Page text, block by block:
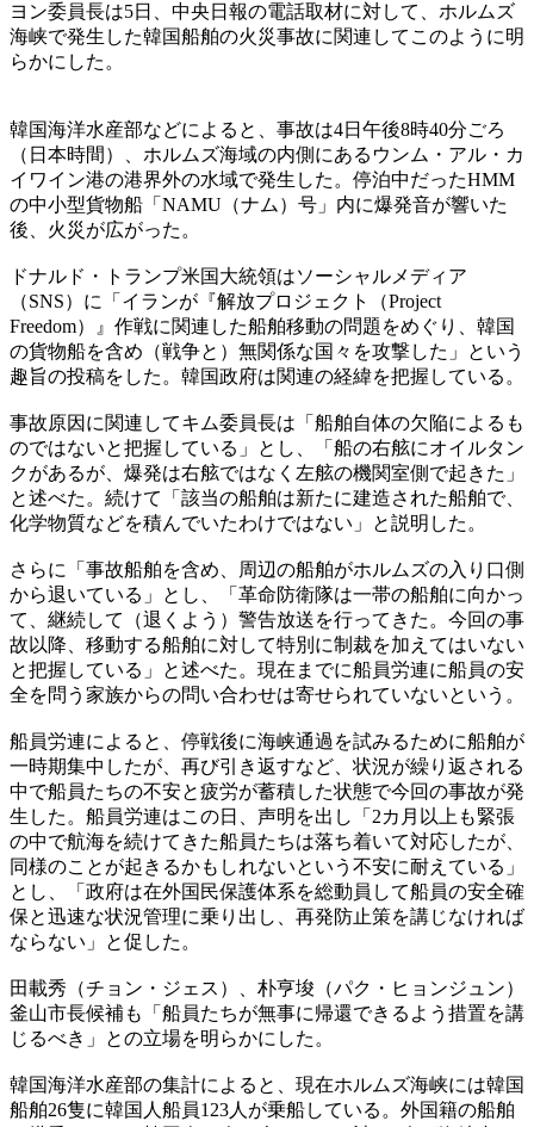
ヨン委員長は5日、中央日報の電話取材に対して、ホルムズ
海峡で発生した韓国船舶の火災事故に関連してこのように明
らかにした。
韓国海洋水産部などによると、事故は4日午後8時40分ごろ
（日本時間）、ホルムズ海域の内側にあるウンム・アル・カ
イワイン港の港界外の水域で発生した。停泊中だったHMM
の中小型貨物船「NAMU（ナム）号」内に爆発音が響いた
後、火災が広がった。
ドナルド・トランプ米国大統領はソーシャルメディア
（SNS）に「イランが『解放プロジェクト（Project
Freedom）』作戦に関連した船舶移動の問題をめぐり、韓国
の貨物船を含め（戦争と）無関係な国々を攻撃した」という
趣旨の投稿をした。韓国政府は関連の経緯を把握している。
事故原因に関連してキム委員長は「船舶自体の欠陥によるも
のではないと把握している」とし、「船の右舷にオイルタン
クがあるが、爆発は右舷ではなく左舷の機関室側で起きた」
と述べた。続けて「該当の船舶は新たに建造された船舶で、
化学物質などを積んでいたわけではない」と説明した。
さらに「事故船舶を含め、周辺の船舶がホルムズの入り口側
から退いている」とし、「革命防衛隊は一帯の船舶に向かっ
て、継続して（退くよう）警告放送を行ってきた。今回の事
故以降、移動する船舶に対して特別に制裁を加えてはいない
と把握している」と述べた。現在までに船員労連に船員の安
全を問う家族からの問い合わせは寄せられていないという。
船員労連によると、停戦後に海峡通過を試みるために船舶が
一時期集中したが、再び引き返すなど、状況が繰り返される
中で船員たちの不安と疲労が蓄積した状態で今回の事故が発
生した。船員労連はこの日、声明を出し「2カ月以上も緊張
の中で航海を続けてきた船員たちは落ち着いて対応したが、
同様のことが起きるかもしれないという不安に耐えている」
とし、「政府は在外国民保護体系を総動員して船員の安全確
保と迅速な状況管理に乗り出し、再発防止策を講じなければ
ならない」と促した。
田載秀（チョン・ジェス）、朴亨埈（パク・ヒョンジュン）
釜山市長候補も「船員たちが無事に帰還できるよう措置を講
じるべき」との立場を明らかにした。
韓国海洋水産部の集計によると、現在ホルムズ海峡には韓国
船舶26隻に韓国人船員123人が乗船している。外国籍の船舶